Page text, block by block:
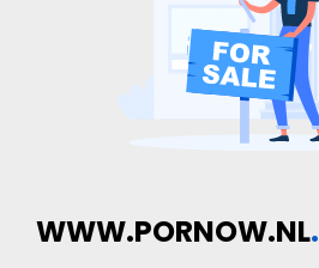
WWW.PORNOW.NL.